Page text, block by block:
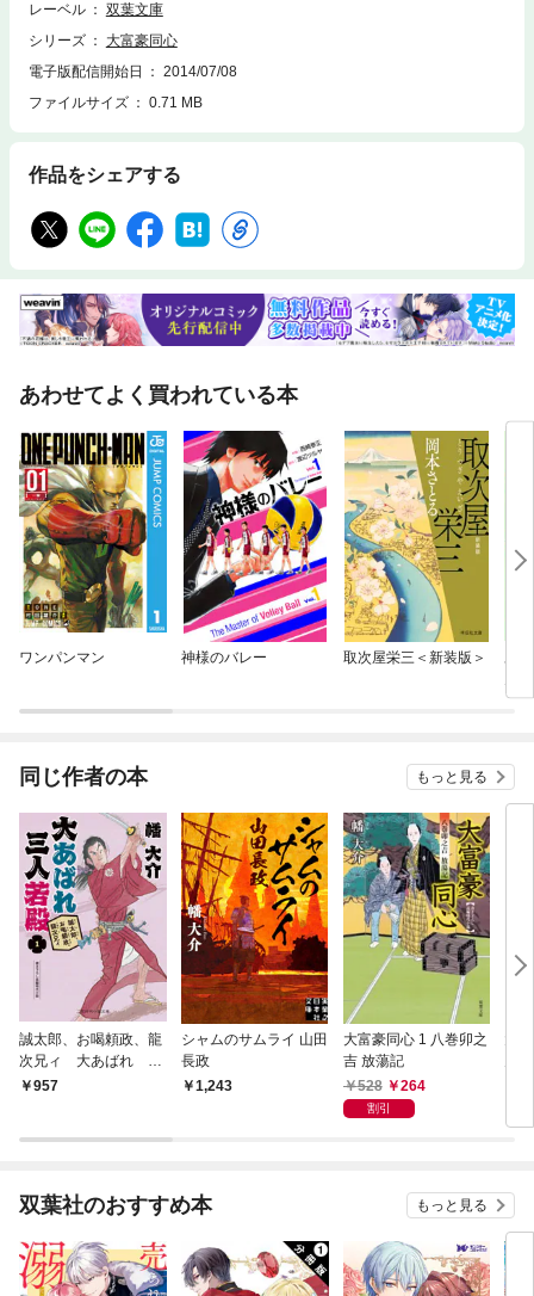
レーベル
双葉文庫
シリーズ
大富豪同心
電子版配信開始日
2014/07/08
ファイルサイズ
0.71 MB
作品をシェアする
あわせてよく買われている本
ワンパンマン 神様のバレー 取次屋栄三＜新装版＞
あ
き
同じ作者の本 もっと見る
誠太郎、お喝頼政、龍
次兄ィ 大あばれ 三
人若殿１
957
シャムのサムライ 山田
長政
1,243
大富豪同心 1 八巻卯之
吉 放蕩記
528
264
割引
双葉社のおすすめ本 もっと見る